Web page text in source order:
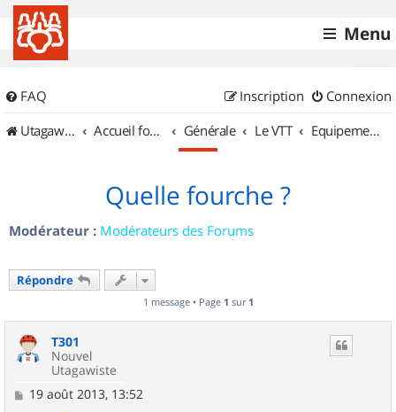
Menu
FAQ Connexion
Inscription
UtagawaVTT (Randos VTT et VTTAE avec traces GPS)
Accueil forum Générale Le VTT Equipements et Accessoires
Quelle fourche ?
Modérateur : Modérateurs des Forums
Répondre
1 message • Page 1 sur 1
T301
Nouvel
Utagawiste
M19 août 2013, 13:52